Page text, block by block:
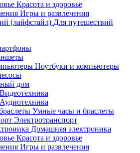
Красота и здоровье
Игры и развлечения
Для путешествий
Ноутбуки и компьютеры
дом
Видеотехника
Аудиотехника
Умные часы и браслеты
Электротранспорт
Домашняя электроника
Красота и здоровье
Игры и развлечения
раз в 2 недели